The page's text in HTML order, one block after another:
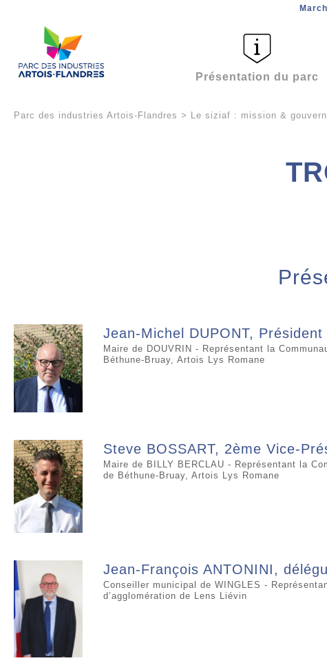
Présentation du parc
Parc des industries Artois-Flandres > Le siziaf : mission &
Jean-Michel DUPONT, Président
Maire de DOUVRIN - Représentant la
Béthune-Bruay, Artois Lys Romane
Steve BOSSART, 2ème Vice-
Maire de BILLY BERCLAU - Représentant la
de Béthune-Bruay, Artois Lys Romane
Jean-François ANTONINI,
Conseiller municipal de WINGLES -
d’agglomération de Lens Liévin